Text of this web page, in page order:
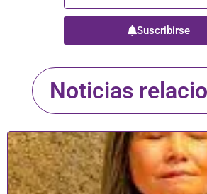
Suscribirse
Noticias